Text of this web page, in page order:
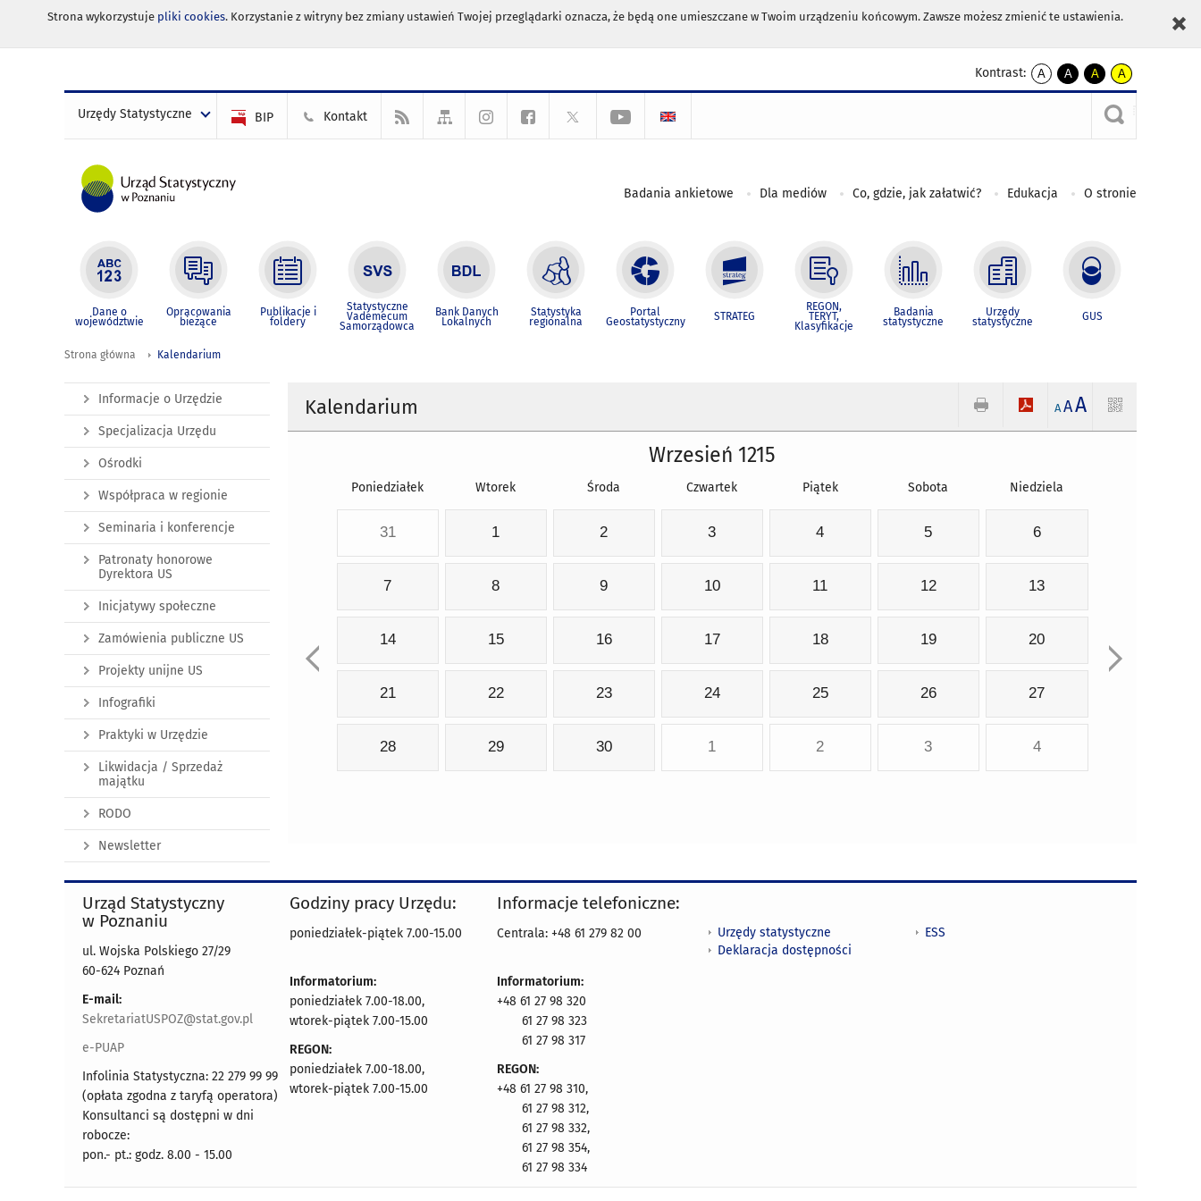
Strona wykorzystuje pliki cookies. Korzystanie z witryny bez zmiany ustawień Twojej przeglądarki oznacza, że będą one umieszczane w Twoim urządzeniu końcowym. Zawsze możesz zmienić te ustawienia.
Kontrast:
A
kontrast
A
kontrast
czarnym
A
kontrast
żółty
tekst
czarnym
A
kontrast
czarny
tekst
żółtym
Urzędy Statystyczne BIP Kontakt
Badania ankietowe Dla mediów Co, gdzie, jak załatwić? Edukacja O stronie
Dane o
województwie
Opracowania
bieżące
Publikacje i
foldery
Statystyczne
Vademecum
Samorządowca
Bank Danych
Lokalnych
Statystyka
regionalna
Portal
Geostatystyczny STRATEG
REGON,
TERYT,
Klasyfikacje
Badania
statystyczne
Urzędy
statystyczne GUS
Strona główna Kalendarium
Kalendarium A AA
Wrzesień 1215
Poniedziałek Wtorek Środa Czwartek Piątek Sobota Niedziela
31 1 2 3 4 5 6
7 8 9 10 11 12 13
14 15 16 17 18 19 20
21 22 23 24 25 26 27
28 29 30 1 2 3 4
Informacje o Urzędzie
Specjalizacja Urzędu
Ośrodki
Współpraca w regionie
Seminaria i konferencje
Patronaty honorowe
Dyrektora US
Inicjatywy społeczne
Zamówienia publiczne US
Projekty unijne US
Infografiki
Praktyki w Urzędzie
Likwidacja / Sprzedaż
majątku
RODO
Newsletter
Urząd Statystyczny
w Poznaniu
ul. Wojska Polskiego 27/29
60-624 Poznań
E-mail:
SekretariatUSPOZ@stat.gov.pl
e-PUAP
Infolinia Statystyczna: 22 279 99 99
(opłata zgodna z taryfą operatora)
Konsultanci są dostępni w dni
robocze:
pon.- pt.: godz. 8.00 - 15.00
Godziny pracy Urzędu:
poniedziałek-piątek 7.00-15.00
Informatorium:
poniedziałek 7.00-18.00,
wtorek-piątek 7.00-15.00
REGON:
poniedziałek 7.00-18.00,
wtorek-piątek 7.00-15.00
Informacje telefoniczne:
Centrala: +48 61 279 82 00
Informatorium:
+48 61 27 98 320
61 27 98 323
61 27 98 317
REGON:
+48 61 27 98 310,
61 27 98 312,
61 27 98 332,
61 27 98 354,
61 27 98 334
Urzędy statystyczne
Deklaracja dostępności
ESS